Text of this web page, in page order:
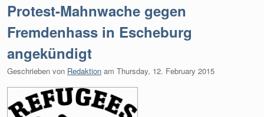
Protest-Mahnwache gegen
Fremdenhass in Escheburg
angekündigt
Geschrieben von Redaktion am Thursday, 12. February 2015